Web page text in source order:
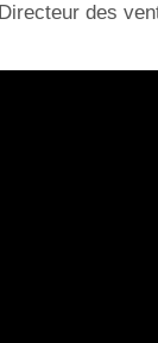
Directeur des